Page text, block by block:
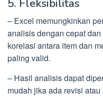
5. Fleksibilitas
– Excel memungkinkan
analisis dengan cepat
korelasi antara item dan
paling valid.
– Hasil analisis dapat
mudah jika ada revisi